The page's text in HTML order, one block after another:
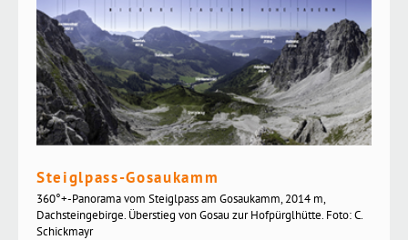
Steiglpass-Gosaukamm
360°+-Panorama vom Steiglpass am Gosaukamm, 2014 m,
Dachsteingebirge. Überstieg von Gosau zur Hofpürglhütte. Foto: C.
Schickmayr